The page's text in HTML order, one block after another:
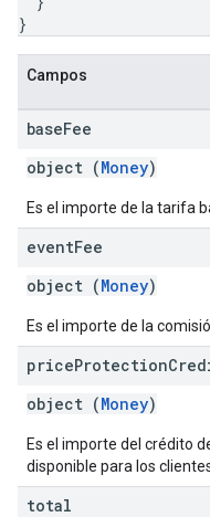
}
Campos
baseFee
object (Money)
Es el importe de la tarifa
eventFee
object (Money)
Es el importe de la
priceProtection
object (Money)
Es el importe del crédito
disponible para los
total